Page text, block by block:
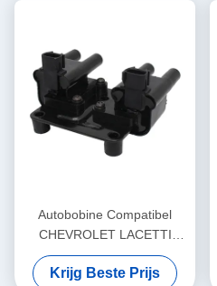
Autobobine Compatibel
CHEVROLET LACETTI
DAEWOO NUBIRA 1,4 1,6
96453420
Krijg Beste Prijs